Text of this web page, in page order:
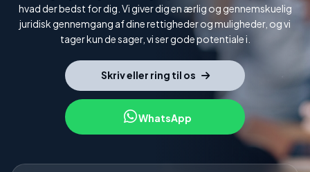
hvad der bedst for dig. Vi giver dig en ærlig og gennemskuelig
juridisk gennemgang af dine rettigheder og muligheder, og vi
tager kun de sager, vi ser gode potentiale i.
Skriv eller ring til os
WhatsApp